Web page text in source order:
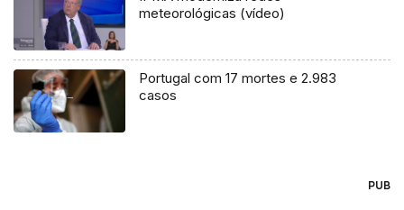
meteorológicas (vídeo)
Portugal com 17 mortes e 2.983
casos
PUB